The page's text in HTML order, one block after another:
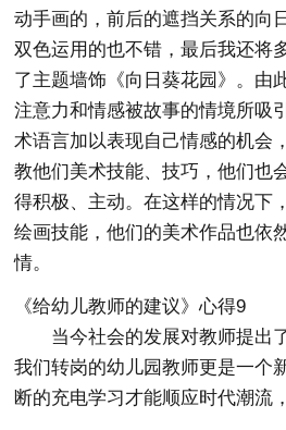
动手画的，前后的遮挡关系的向
双色运用的也不错，最后我还将
了主题墙饰《向日葵花园》。由
注意力和情感被故事的情境所吸
术语言加以表现自己情感的机会
教他们美术技能、技巧，他们也
得积极、主动。在这样的情况下
绘画技能，他们的美术作品也依
情。
《给幼儿教师的建议》心得9
当今社会的发展对教师提出
我们转岗的幼儿园教师更是一个
断的充电学习才能顺应时代潮流